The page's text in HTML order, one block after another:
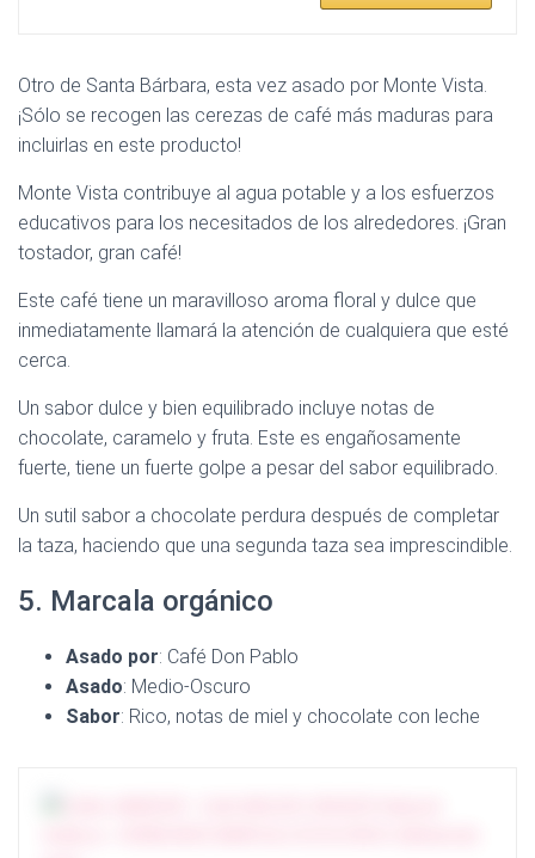
Otro de Santa Bárbara, esta vez asado por Monte Vista.
¡Sólo se recogen las cerezas de café más maduras para
incluirlas en este producto!
Monte Vista contribuye al agua potable y a los esfuerzos
educativos para los necesitados de los alrededores. ¡Gran
tostador, gran café!
Este café tiene un maravilloso aroma floral y dulce que
inmediatamente llamará la atención de cualquiera que esté
cerca.
Un sabor dulce y bien equilibrado incluye notas de
chocolate, caramelo y fruta. Este es engañosamente
fuerte, tiene un fuerte golpe a pesar del sabor equilibrado.
Un sutil sabor a chocolate perdura después de completar
la taza, haciendo que una segunda taza sea imprescindible.
5. Marcala orgánico
Asado por: Café Don Pablo
Asado: Medio-Oscuro
Sabor: Rico, notas de miel y chocolate con leche